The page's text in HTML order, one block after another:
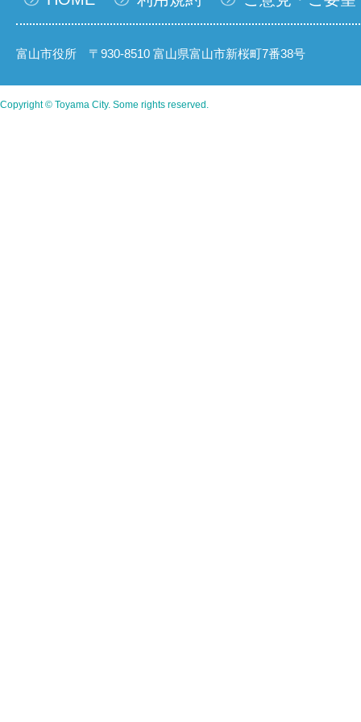
富山市役所 〒930-8510 富山県富山市新桜町7番38号
Copyright © Toyama City. Some rights reserved.